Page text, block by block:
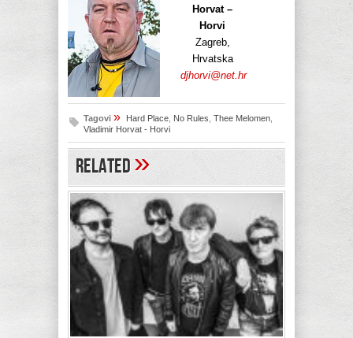
Horvat –
Horvi
Zagreb,
Hrvatska
djhorvi@net.hr
Tagovi » Hard Place No Rules Thee Melomen
Vladimir Horvat - Horvi
Related»